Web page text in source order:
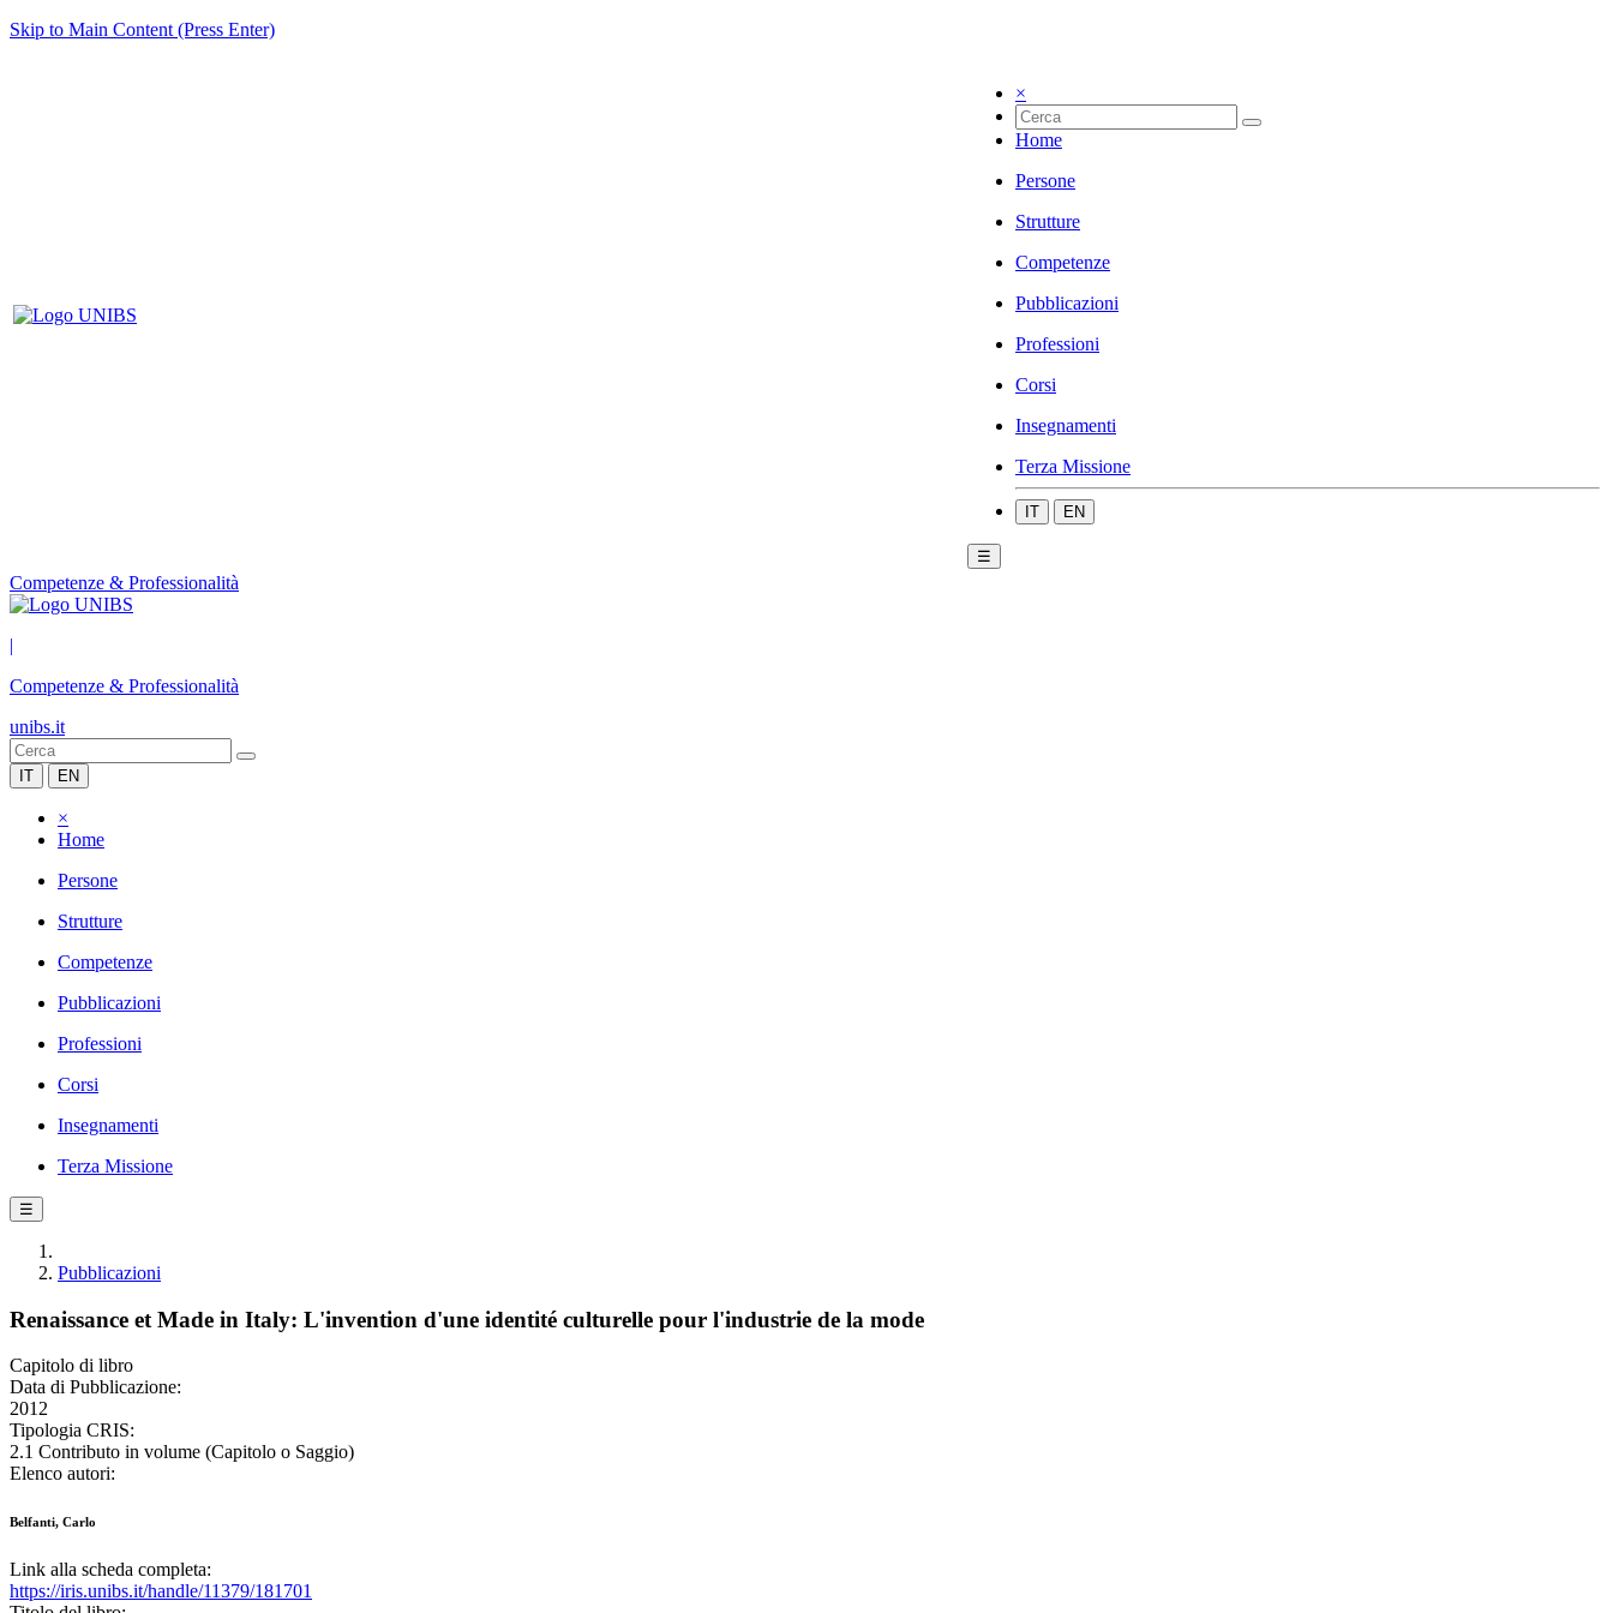
Skip to Main Content (Press Enter)
×
Home
Persone
Strutture
Competenze
Pubblicazioni
Professioni
Corsi
Insegnamenti
Terza Missione
IT EN
☰
Competenze & Professionalità
|
Competenze & Professionalità
unibs.it
IT EN
×
Home
Persone
Strutture
Competenze
Pubblicazioni
Professioni
Corsi
Insegnamenti
Terza Missione
☰
Pubblicazioni
Renaissance et Made in Italy: L'invention d'une identité culturelle pour l'industrie de la mode
Capitolo di libro
Data di Pubblicazione:
2012
Tipologia CRIS:
2.1 Contributo in volume (Capitolo o Saggio)
Elenco autori:
Belfanti, Carlo
Link alla scheda completa:
https://iris.unibs.it/handle/11379/181701